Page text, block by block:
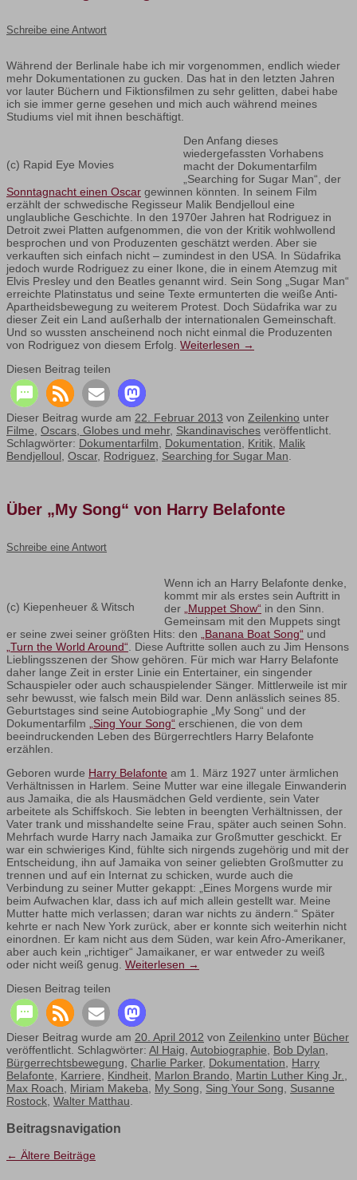
Schreibe eine Antwort
Während der Berlinale habe ich mir vorgenommen, endlich wieder
mehr Dokumentationen zu gucken. Das hat in den letzten Jahren
vor lauter Büchern und Fiktionsfilmen zu sehr gelitten, dabei habe
ich sie immer gerne gesehen und mich auch während meines
Studiums viel mit ihnen beschäftigt.
(c) Rapid Eye Movies
Den Anfang dieses
wiedergefassten Vorhabens
macht der Dokumentarfilm
„Searching for Sugar Man“, der
Sonntagnacht einen Oscar gewinnen könnten. In seinem Film
erzählt der schwedische Regisseur Malik Bendjelloul eine
unglaubliche Geschichte. In den 1970er Jahren hat Rodriguez in
Detroit zwei Platten aufgenommen, die von der Kritik wohlwollend
besprochen und von Produzenten geschätzt werden. Aber sie
verkauften sich einfach nicht – zumindest in den USA. In Südafrika
jedoch wurde Rodriguez zu einer Ikone, die in einem Atemzug mit
Elvis Presley und den Beatles genannt wird. Sein Song „Sugar Man“
erreichte Platinstatus und seine Texte ermunterten die weiße Anti-
Apartheidsbewegung zu weiterem Protest. Doch Südafrika war zu
dieser Zeit ein Land außerhalb der internationalen Gemeinschaft.
Und so wussten anscheinend noch nicht einmal die Produzenten
von Rodriguez von diesem Erfolg. Weiterlesen →
Diesen Beitrag teilen
Dieser Beitrag wurde am 22. Februar 2013 von Zeilenkino unter
Filme, Oscars, Globes und mehr, Skandinavisches veröffentlicht.
Schlagwörter: Dokumentarfilm, Dokumentation, Kritik, Malik
Bendjelloul, Oscar, Rodriguez, Searching for Sugar Man.
Über „My Song“ von Harry Belafonte
Schreibe eine Antwort
(c) Kiepenheuer & Witsch
Wenn ich an Harry Belafonte denke,
kommt mir als erstes sein Auftritt in
der „Muppet Show“ in den Sinn.
Gemeinsam mit den Muppets singt
er seine zwei seiner größten Hits: den „Banana Boat Song“ und
„Turn the World Around“. Diese Auftritte sollen auch zu Jim Hensons
Lieblingsszenen der Show gehören. Für mich war Harry Belafonte
daher lange Zeit in erster Linie ein Entertainer, ein singender
Schauspieler oder auch schauspielender Sänger. Mittlerweile ist mir
sehr bewusst, wie falsch mein Bild war. Denn anlässlich seines 85.
Geburtstages sind seine Autobiographie „My Song“ und der
Dokumentarfilm „Sing Your Song“ erschienen, die von dem
beeindruckenden Leben des Bürgerrechtlers Harry Belafonte
erzählen.
Geboren wurde Harry Belafonte am 1. März 1927 unter ärmlichen
Verhältnissen in Harlem. Seine Mutter war eine illegale Einwanderin
aus Jamaika, die als Hausmädchen Geld verdiente, sein Vater
arbeitete als Schiffskoch. Sie lebten in beengten Verhältnissen, der
Vater trank und misshandelte seine Frau, später auch seinen Sohn.
Mehrfach wurde Harry nach Jamaika zur Großmutter geschickt. Er
war ein schwieriges Kind, fühlte sich nirgends zugehörig und mit der
Entscheidung, ihn auf Jamaika von seiner geliebten Großmutter zu
trennen und auf ein Internat zu schicken, wurde auch die
Verbindung zu seiner Mutter gekappt: „Eines Morgens wurde mir
beim Aufwachen klar, dass ich auf mich allein gestellt war. Meine
Mutter hatte mich verlassen; daran war nichts zu ändern.“ Später
kehrte er nach New York zurück, aber er konnte sich weiterhin nicht
einordnen. Er kam nicht aus dem Süden, war kein Afro-Amerikaner,
aber auch kein „richtiger“ Jamaikaner, er war entweder zu weiß
oder nicht weiß genug. Weiterlesen →
Diesen Beitrag teilen
Dieser Beitrag wurde am 20. April 2012 von Zeilenkino unter Bücher
veröffentlicht. Schlagwörter: Al Haig, Autobiographie, Bob Dylan,
Bürgerrechtsbewegung, Charlie Parker, Dokumentation, Harry
Belafonte, Karriere, Kindheit, Marlon Brando, Martin Luther King Jr.,
Max Roach, Miriam Makeba, My Song, Sing Your Song, Susanne
Rostock, Walter Matthau.
Beitragsnavigation
← Ältere Beiträge